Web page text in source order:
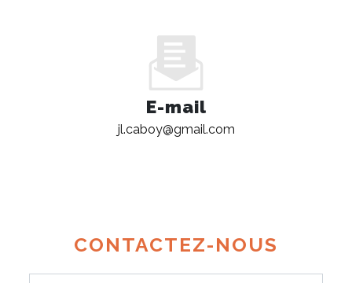
E-mail
jl.caboy@gmail.com
CONTACTEZ-NOUS